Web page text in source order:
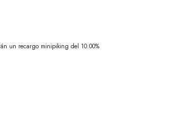
un recargo minipiking del 10.00%